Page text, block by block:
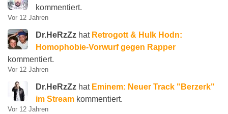
kommentiert.
Vor 12 Jahren
Dr.HeRzZz hat Retrogott & Hulk Hodn:
Homophobie-Vorwurf gegen Rapper
kommentiert.
Vor 12 Jahren
Dr.HeRzZz hat Eminem: Neuer Track "Berzerk"
im Stream kommentiert.
Vor 12 Jahren